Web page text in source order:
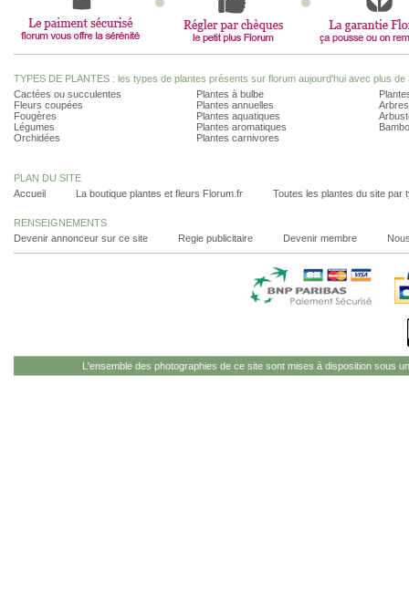
TYPES DE PLANTES : les types de plantes présents sur florum aujourd'hui avec plus de
Cactées ou succulentes
Fleurs coupées
Fougères
Légumes
Orchidées
Plantes à bulbe
Plantes annuelles
Plantes aquatiques
Plantes aromatiques
Plantes carnivores
PLAN DU SITE
Accueil
La boutique plantes et fleurs Florum.fr Toutes les plantes du site par
RENSEIGNEMENTS
Devenir annonceur sur ce site
Regie publicitaire Devenir membre
L'ensemble des photographies de ce site sont mises à disposition sous